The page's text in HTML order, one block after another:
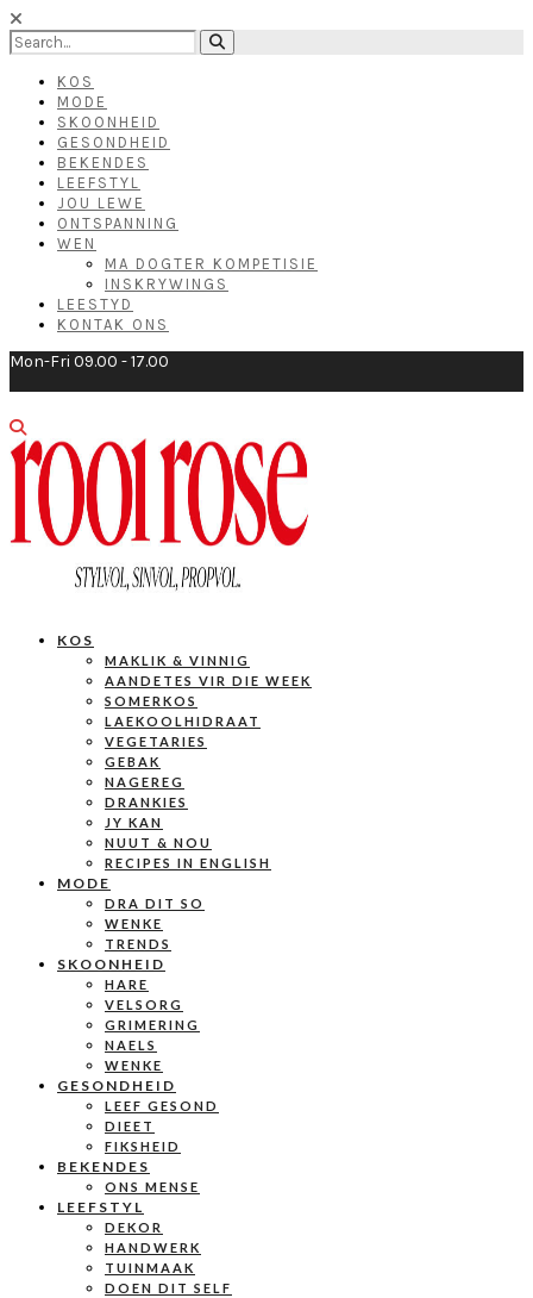
KOS
MODE
SKOONHEID
GESONDHEID
BEKENDES
LEEFSTYL
JOU LEWE
ONTSPANNING
WEN
MA DOGTER KOMPETISIE
INSKRYWINGS
LEESTYD
KONTAK ONS
Mon-Fri 09.00 - 17.00
KOS
MAKLIK & VINNIG
AANDETES VIR DIE WEEK
SOMERKOS
LAEKOOLHIDRAAT
VEGETARIES
GEBAK
NAGEREG
DRANKIES
JY KAN
NUUT & NOU
RECIPES IN ENGLISH
MODE
DRA DIT SO
WENKE
TRENDS
SKOONHEID
HARE
VELSORG
GRIMERING
NAELS
WENKE
GESONDHEID
LEEF GESOND
DIEET
FIKSHEID
BEKENDES
ONS MENSE
LEEFSTYL
DEKOR
HANDWERK
TUINMAAK
DOEN DIT SELF